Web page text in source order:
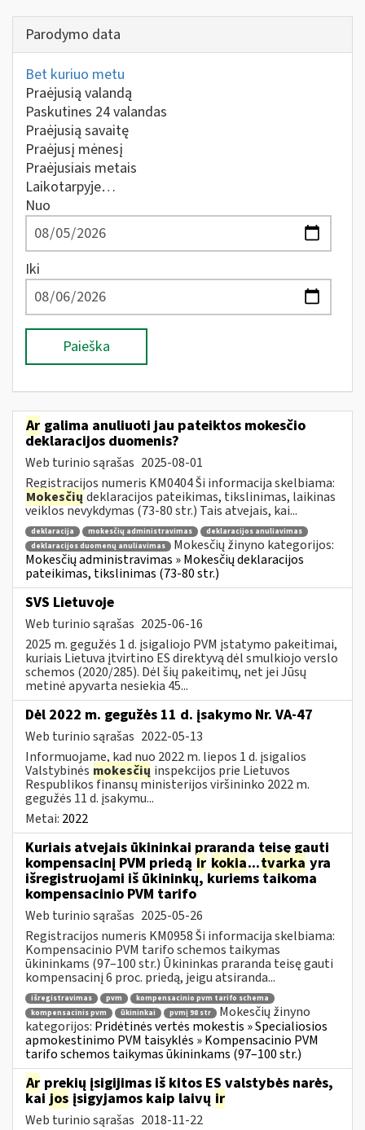
Parodymo data
Bet kuriuo metu
Praėjusią valandą
Paskutines 24 valandas
Praėjusią savaitę
Praėjusį mėnesį
Praėjusiais metais
Laikotarpyje…
Nuo
Iki
Paieška
Ar galima anuliuoti jau pateiktos mokesčio
deklaracijos duomenis?
Web turinio sąrašas 2025-08-01
Registracijos numeris KM0404 Ši informacija skelbiama:
Mokesčių deklaracijos pateikimas, tikslinimas, laikinas
veiklos nevykdymas (73-80 str.) Tais atvejais, kai...
deklaracija mokesčių administravimas
deklaracijos anuliavimas
deklaracijos duomenų anuliavimas
Mokesčių žinyno kategorijos:
Mokesčių administravimas » Mokesčių deklaracijos
pateikimas, tikslinimas (73-80 str.)
SVS Lietuvoje
Web turinio sąrašas 2025-06-16
2025 m. gegužės 1 d. įsigaliojo PVM įstatymo pakeitimai,
kuriais Lietuva įtvirtino ES direktyvą dėl smulkiojo verslo
schemos (2020/285). Dėl šių pakeitimų, net jei Jūsų
metinė apyvarta nesiekia 45...
Dėl 2022 m. gegužės 11 d. įsakymo Nr. VA-47
Web turinio sąrašas 2022-05-13
Informuojame, kad nuo 2022 m. liepos 1 d. įsigalios
Valstybinės mokesčių inspekcijos prie Lietuvos
Respublikos finansų ministerijos viršininko 2022 m.
gegužės 11 d. įsakymu...
Metai: 2022
Kuriais atvejais ūkininkai praranda teisę gauti
kompensacinį PVM priedą ir kokia...tvarka yra
išregistruojami iš ūkininkų, kuriems taikoma
kompensacinio PVM tarifo
Web turinio sąrašas 2025-05-26
Registracijos numeris KM0958 Ši informacija skelbiama:
Kompensacinio PVM tarifo schemos taikymas
ūkininkams (97–100 str.) Ūkininkas praranda teisę gauti
kompensacinį 6 proc. priedą, jeigu atsiranda...
išregistravimas pvm
kompensacinio pvm tarifo schema
kompensacinis pvm
ūkininkai pvmį 98 str
Mokesčių žinyno
kategorijos: Pridėtinės vertės mokestis » Specialiosios
apmokestinimo PVM taisyklės » Kompensacinio PVM
tarifo schemos taikymas ūkininkams (97–100 str.)
Ar prekių įsigijimas iš kitos ES valstybės narės,
kai jos įsigyjamos kaip laivų ir
Web turinio sąrašas 2018-11-22